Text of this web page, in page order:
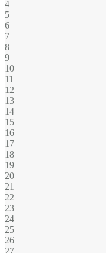
4
5
6
7
8
9
10
11
12
13
14
15
16
17
18
19
20
21
22
23
24
25
26
27